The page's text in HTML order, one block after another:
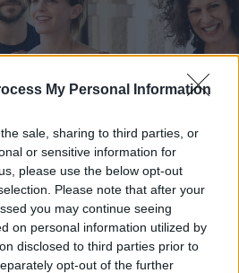
My Personal Information
sale, sharing to third parties, or
or sensitive information for
please use the below opt-out
Please note that after your
you may continue seeing
on personal information utilized by
disclosed to third parties prior to
opt-out of the further